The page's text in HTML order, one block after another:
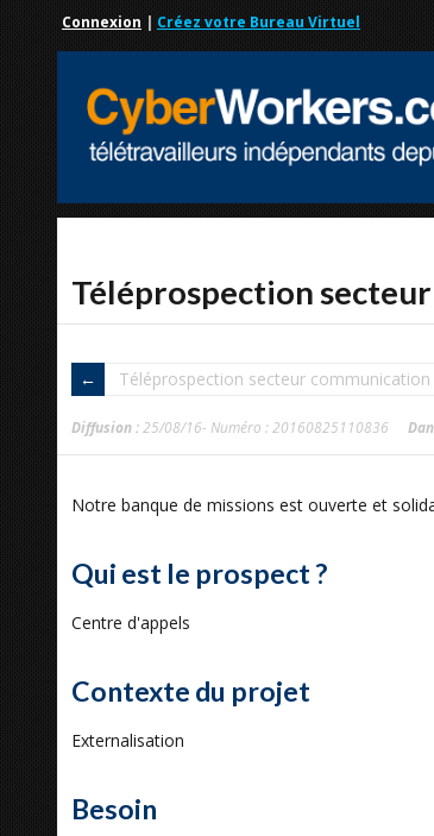
Connexion | Créez votre Bureau Virtuel
Téléprospection
Téléprospection secteur
Diffusion : 25/08/16- Numéro : 20160825110836
Notre banque de missions est ouverte et
Qui est le prospect ?
Centre d'appels
Contexte du projet
Externalisation
Besoin